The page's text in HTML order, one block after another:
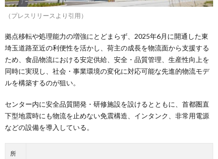
（プレスリリースより引用）
拠点移転や処理能力の増強にとどまらず、2025年6月に開通した東
埼玉道路至近の利便性を活かし、荷主の成長を物流面から支援する
ため、食品物流における安定供給、安全・品質管理、生産性向上を
同時に実現し、社会・事業環境の変化に対応可能な先進的物流モデ
ルを構築するのが狙い。
センター内に安全品質開発・研修施設を設けるとともに、首都圏直
下型地震時にも物流を止めない免震構造、インタンク、非常用電源
などの設備を導入している。
所